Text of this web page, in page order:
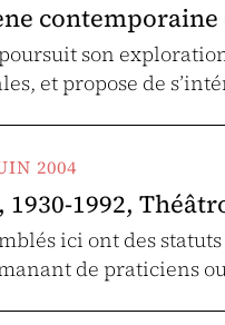
contemporaine
son
et propose de
2004
1930-1992,
ici ont des
de praticiens